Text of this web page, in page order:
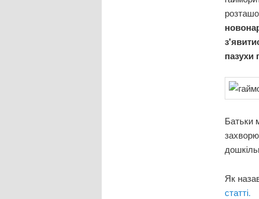
пазухи
Батьки
Як
статті.